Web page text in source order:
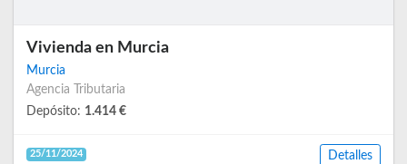
Vivienda en Murcia
Murcia
Agencia Tributaria
Depósito: 1.414 €
25/11/2024 Detalles